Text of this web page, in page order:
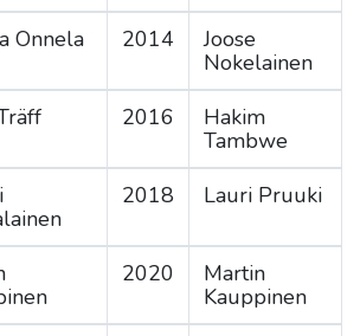
Onnela 2014
Joose
Nokelainen
2016
Hakim
Tambwe
2018 Lauri Pruuki
2020
Martin
Kauppinen